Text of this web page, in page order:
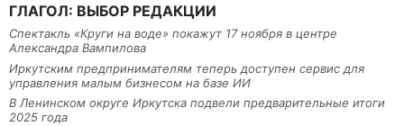
ГЛАГОЛ: ВЫБОР РЕДАКЦИИ
Спектакль «Круги на воде» покажут 17 ноября в центре
Александра Вампилова
Иркутским предпринимателям теперь доступен сервис для
управления малым бизнесом на базе ИИ
В Ленинском округе Иркутска подвели предварительные итоги
2025 года